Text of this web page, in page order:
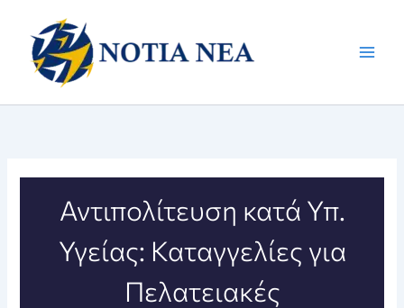
περιεχόμενο
Αντιπολίτευση κατά Υπ.
Υγείας: Καταγγελίες για
Πελατειακές